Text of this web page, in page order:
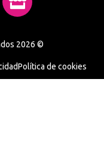
2026 ©
Política de cookies